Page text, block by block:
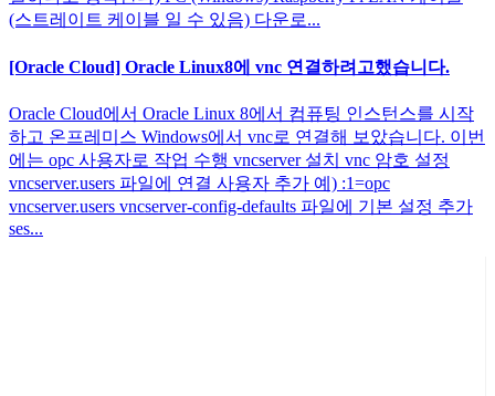
(스트레이트 케이블 일 수 있음) 다운로...
[Oracle Cloud] Oracle Linux8에 vnc 연결하려고했습니다.
Oracle Cloud에서 Oracle Linux 8에서 컴퓨팅 인스턴스를 시작
하고 온프레미스 Windows에서 vnc로 연결해 보았습니다. 이번
에는 opc 사용자로 작업 수행 vncserver 설치 vnc 암호 설정
vncserver.users 파일에 연결 사용자 추가 예) :1=opc
vncserver.users vncserver-config-defaults 파일에 기본 설정 추가
ses...